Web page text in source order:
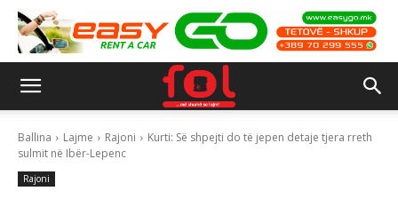
Ballina Lajme Rajoni
Kurti: Së shpejti do të jepen detaje tjera rreth
sulmit në Ibër-Lepenc
Rajoni